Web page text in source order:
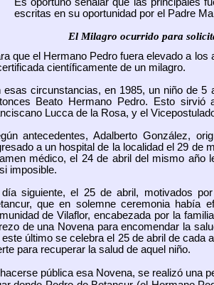
escritas en su oportunidad por el Padre
El Milagro ocurrido para
que el Hermano Pedro fuera elevado a
científicamente de un milagro.
esas circunstancias, en 1985, un niño de
Beato Hermano Pedro. Esto
Lucca de la Rosa, y el
antecedentes, Adalberto González,
a un hospital de la localidad el 29 de
médico, el 24 de abril del mismo año
imposible.
siguiente, el 25 de abril, motivados
que en solemne ceremonia había
de Vilaflor, encabezada por la
de una Novena para encomendar la
este último se celebra el 25 de abril de
para recuperar la salud de aquel niño.
pública esa Novena, se realizó una